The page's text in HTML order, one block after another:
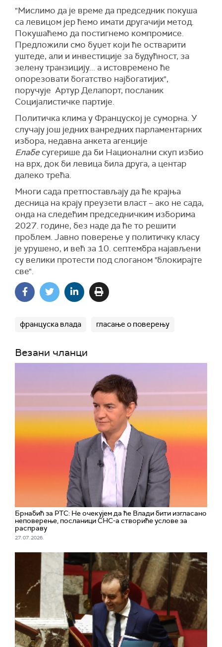
"Мислимо да је време да председник покуша
са левицом јер ћемо имати другачији метод.
Покушаћемо да постигнемо компромисе.
Предложили смо буџет који ће остварити
уштеде, али и инвестиције за будућност, за
зелену транзицију... а истовремено ће
опорезовати богатство најбогатијих",
поручује Артур Делапорт, посланик
Социјалистичке партије.
Политичка клима у Француској је суморна. У
случају још једних ванредних парламентарних
избора, недавна анкета агенције
Елабесугерише да би Национални скуп избио
на врх, док би левица била друга, а центар
далеко трећа.
Многи сада претпостављају да ће крајња
десница на крају преузети власт – ако не сада,
онда на следећим председничким изборима
2027. године, без наде да ће то решити
проблем. Јавно поверење у политичку класу
је урушено, и већ за 10. септембра најављени
су велики протести под слоганом "блокирајте
све".
француска влада гласање о поверењу
Везани чланци
Брнабић за РТС: Не очекујем да ће Влади бити изгласано
неповерење, посланици СНС-а створиће услове за
расправу
27. 07. 2026.